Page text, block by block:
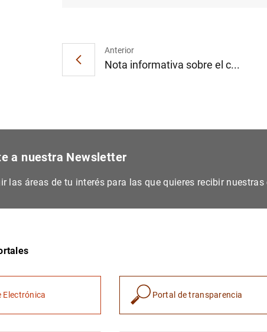
Anterior
Nota informativa sobre el c...
a nuestra Newsletter
las áreas de tu interés para las que quieres recibir
Electrónica Portal de transparencia